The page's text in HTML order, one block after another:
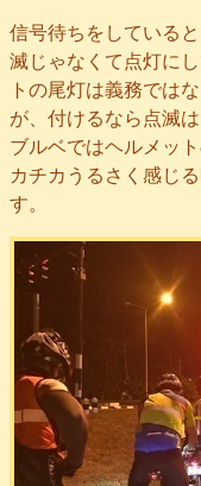
信号待ちをしている
滅じゃなくて点灯に
トの尾灯は義務では
が、付けるなら点滅
ブルベではヘルメッ
カチカうるさく感じ
す。